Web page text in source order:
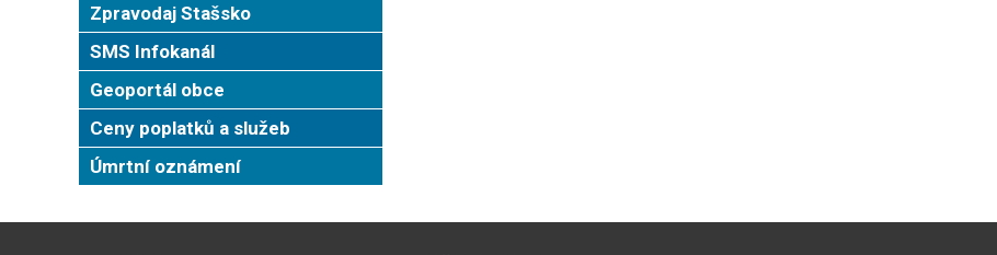
Zpravodaj Stašsko
SMS Infokanál
Geoportál obce
Ceny poplatků a služeb
Úmrtní oznámení